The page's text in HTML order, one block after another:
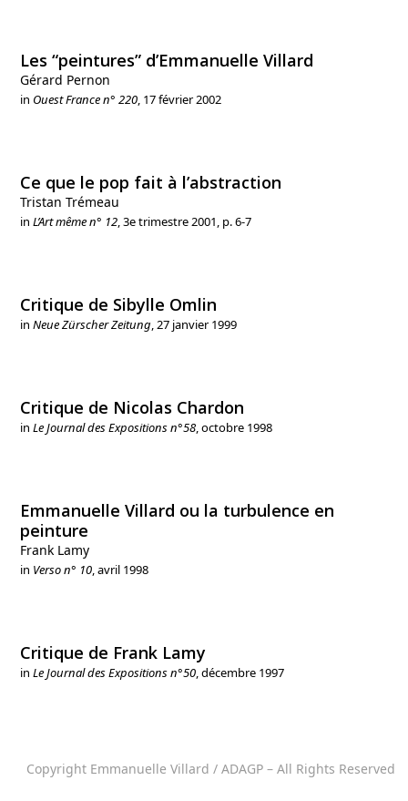
Les “peintures” d’Emmanuelle Villard
Gérard Pernon
in Ouest France n° 220, 17 février 2002
Ce que le pop fait à l’abstraction
Tristan Trémeau
inL’Art même n° 12, 3etrimestre 2001, p. 6-7
Critique de Sibylle Omlin
inNeue Zürscher Zeitung, 27 janvier 1999
Critique de Nicolas Chardon
inLe Journal des Expositions n°58, octobre 1998
Emmanuelle Villard ou la turbulence en
peinture
Frank Lamy
in Verso n° 10, avril 1998
Critique de Frank Lamy
inLe Journal des Expositions n°50, décembre 1997
Copyright Emmanuelle Villard / ADAGP – All Rights Reserved